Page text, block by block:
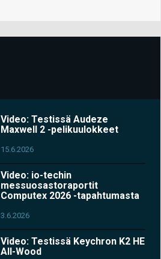
Video: Testissä Audeze
Maxwell 2 -pelikuulokkeet
15.6.2026
Video: io-techin
messuosastoraportit
Computex 2026 -tapahtumasta
3.6.2026
Video: Testissä Keychron K2 HE
All-Wood